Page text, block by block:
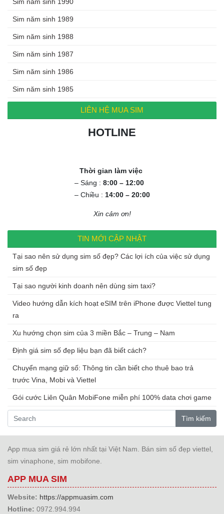
Sim năm sinh 1990
Sim năm sinh 1989
Sim năm sinh 1988
Sim năm sinh 1987
Sim năm sinh 1986
Sim năm sinh 1985
LIÊN HỆ MUA SIM
HOTLINE
Thời gian làm việc
– Sáng : 8:00 – 12:00
– Chiều : 14:00 – 20:00
Xin cảm ơn!
TIN MỚI CẬP NHẬT
Tại sao nên sử dụng sim số đẹp? Các lợi ích của việc sử dụng
sim số đẹp
Tại sao người kinh doanh nên dùng sim taxi?
Video hướng dẫn kích hoạt eSIM trên iPhone được Viettel tung
ra
Xu hướng chọn sim của 3 miền Bắc – Trung – Nam
Định giá sim số đẹp liệu bạn đã biết cách?
Chuyển mạng giữ số: Thông tin cần biết cho thuê bao trả
trước Vina, Mobi và Viettel
Gói cước Liên Quân MobiFone miễn phí 100% data chơi game
Tìm kiếm
App mua sim giá rẻ lớn nhất tại Việt Nam. Bán sim số đẹp viettel,
sim vinaphone, sim mobifone.
APP MUA SIM
Website: https://appmuasim.com
Hotline: 0972.994.994